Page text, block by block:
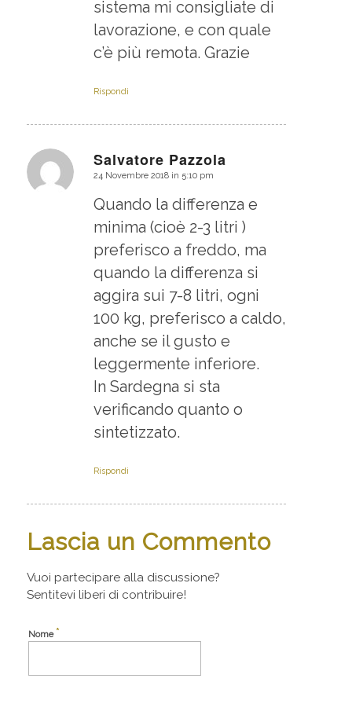
sistema mi consigliate di
lavorazione, e con quale
c’è più remota. Grazie
Rispondi
Salvatore Pazzola
dice:
24 Novembre 2018 in 5:10 pm
Quando la differenza e
minima (cioè 2-3 litri )
preferisco a freddo, ma
quando la differenza si
aggira sui 7-8 litri, ogni
100 kg, preferisco a caldo,
anche se il gusto e
leggermente inferiore.
In Sardegna si sta
verificando quanto o
sintetizzato.
Rispondi
Lascia un Commento
Vuoi partecipare alla discussione?
Sentitevi liberi di contribuire!
Nome*